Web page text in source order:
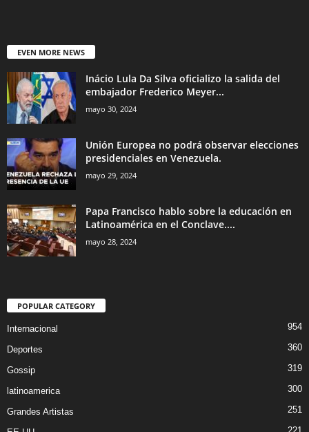
EVEN MORE NEWS
Inácio Lula Da Silva oficializo la salida del
embajador Frederico Meyer...
mayo 30, 2024
Unión Europea no podrá observar elecciones
presidenciales en Venezuela.
mayo 29, 2024
Papa Francisco hablo sobre la educación en
Latinoamérica en el Conclave....
mayo 28, 2024
POPULAR CATEGORY
Internacional 954
Deportes 360
Gossip 319
latinoamerica 300
Grandes Artistas 251